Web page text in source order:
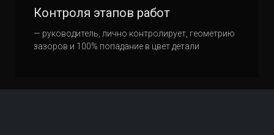
Контроля этапов работ
— руководитель, лично контролирует, геометрию
зазоров и 100% попадание в цвет детали